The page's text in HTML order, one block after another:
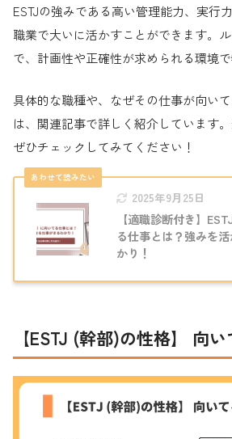
ESTJの強みである高い管理能力、実行
職業で大いに活かすことができます。
で、計画性や正確性が求められる環境で
具体的な職種や、なぜその仕事が向い
は、関連記事で詳しく紹介しています。
ぜひチェックしてみてください！
2025年9月25日
【適職診断付き】
る仕事とは？強みを
かり！
【ESTJ (幹部)の性格】 向